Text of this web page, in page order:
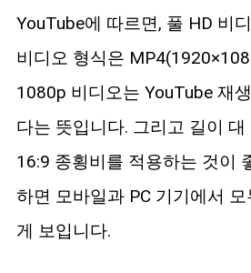
YouTube에 따르면, 풀 HD 비
비디오 형식은
1080p 비디오는 YouTube 재
다는 뜻입니다. 그리고 길이
16:9 종횡비를 적용하는 것이
하면 모바일과 PC 기기에서
게 보입니다.